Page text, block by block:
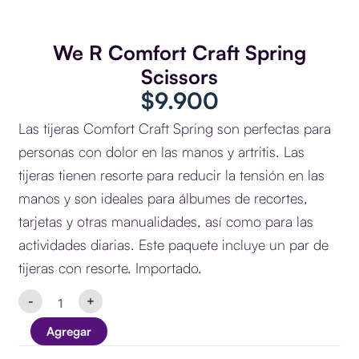
We R Comfort Craft Spring
Scissors
$9.900
Las tijeras Comfort Craft Spring son perfectas para
personas con dolor en las manos y artritis. Las
tijeras tienen resorte para reducir la tensión en las
manos y son ideales para álbumes de recortes,
tarjetas y otras manualidades, así como para las
actividades diarias. Este paquete incluye un par de
tijeras con resorte. Importado.
-
We
Comfort
Craft
+
Agregar